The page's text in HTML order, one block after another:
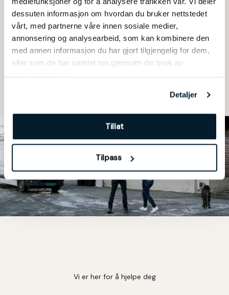
dessuten informasjon om hvordan du bruker nettstedet
vårt, med partnerne våre innen sosiale medier,
annonsering og analysearbeid, som kan kombinere den
med annen informasjon du har gjort tilgjengelig for dem,
eller som de har samlet inn gjennom din bruk av
Detaljer
Tillat
Tilpass
hvitmalt tre m/flagg
kr 1.250 inkl. mva Frakr11.120
Vi er her for å hjelpe deg